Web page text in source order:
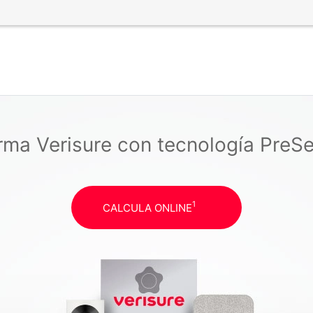
Verisure con tecnología
CALCULA ONLINE1